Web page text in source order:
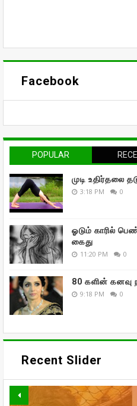
Facebook
POPULAR
முடி உதிர்தலை
3:18 PM 0
ஓடும் காரில்
கைது
11:20 PM 0
80 களின் கனவு
9:18 PM 0
Recent Slider